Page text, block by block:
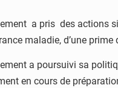
a pris des actions
maladie, d’une
a poursuivi sa
en cours de